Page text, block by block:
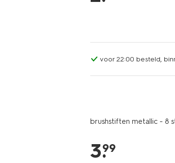
voor 22:00 besteld,
brushstiften metallic - 8
3.
99